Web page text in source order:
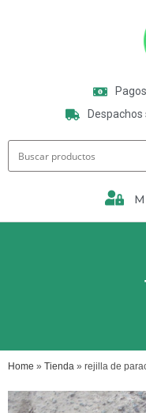
Home » Tienda » rejilla de